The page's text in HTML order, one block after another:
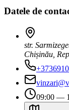
Datele de
str.
Chișinău,
09:00 —